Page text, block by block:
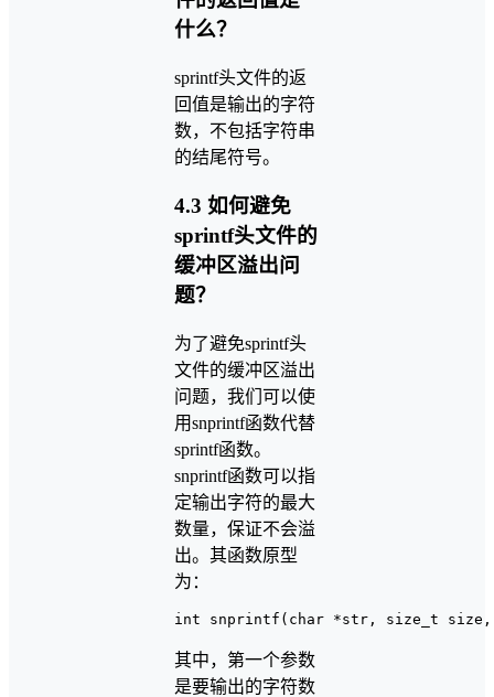
什么？
sprintf头文件的返
回值是输出的字符
数，不包括字符串
的结尾符号。
4.3 如何避免
sprintf头文件的
缓冲区溢出问
题？
为了避免sprintf头
文件的缓冲区溢出
问题，我们可以使
用snprintf函数代替
sprintf函数。
snprintf函数可以指
定输出字符的最大
数量，保证不会溢
出。其函数原型
为：
其中，第一个参数
是要输出的字符数